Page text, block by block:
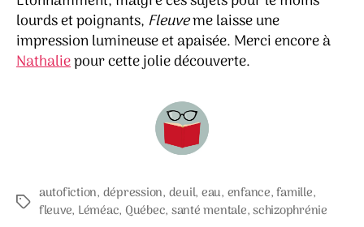
lourds et poignants, Fleuveme laisse une
impression lumineuse et apaisée. Merci encore à
Nathaliepour cette jolie découverte.
Étiquettes
autofiction, dépression, deuil, eau, enfance,famille,
fleuve, Léméac, Québec, santé mentale,schizophrénie